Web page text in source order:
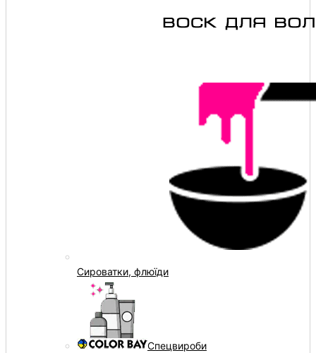
Сироватки, флюїди
Спецвироби